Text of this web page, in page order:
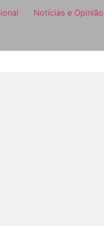
Notícias e Opinião